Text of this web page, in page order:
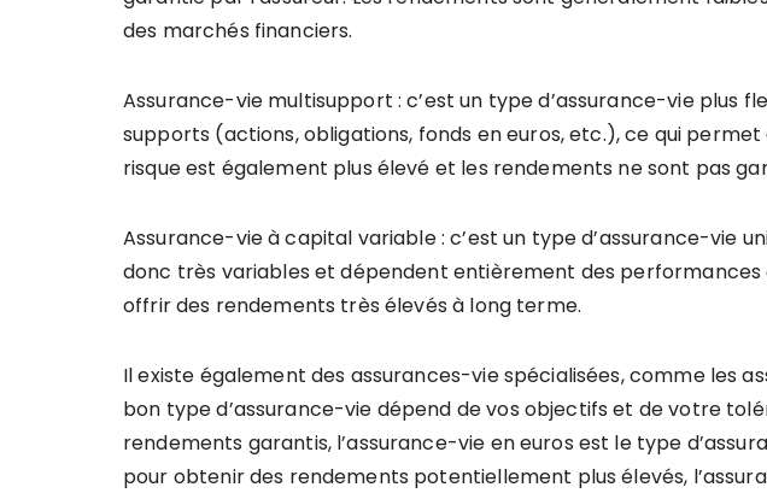
des marchés financiers.
Assurance-vie multisupport : c’est un type d’assurance-vie plus
supports (actions, obligations, fonds en euros, etc.), ce qui
risque est également plus élevé et les rendements ne sont pas
Assurance-vie à capital variable : c’est un type d’assurance-vie
donc très variables et dépendent entièrement des performances
offrir des rendements très élevés à long terme.
Il existe également des assurances-vie spécialisées, comme les
bon type d’assurance-vie dépend de vos objectifs et de votre
rendements garantis, l’assurance-vie en euros est le type
pour obtenir des rendements potentiellement plus élevés,